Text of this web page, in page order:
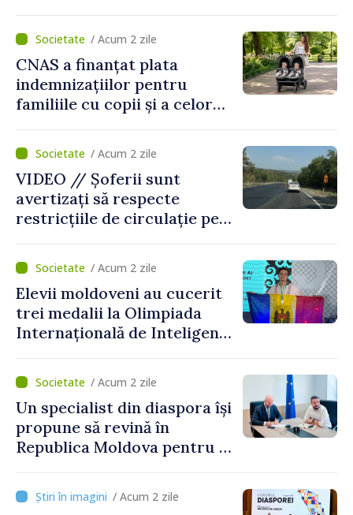
Republica Moldova
/ Acum 2 zile
CNAS a finanțat plata
indemnizațiilor pentru
familiile cu copii și a celor
temporară de muncă
/ Acum 2 zile
VIDEO // Șoferii sunt
avertizați să respecte
restricțiile de circulație pe
desfășoară lucrări de
reparație / Acum 2 zile
Elevii moldoveni au cucerit
trei medalii la Olimpiada
Internațională de Inteligență
/ Acum 2 zile
Un specialist din diaspora își
propune să revină în
Republica Moldova pentru a
registrului naval național
/ Acum 2 zile